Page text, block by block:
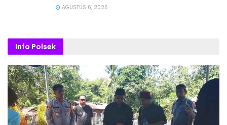
AGUSTUS 6, 2026
Info Polsek